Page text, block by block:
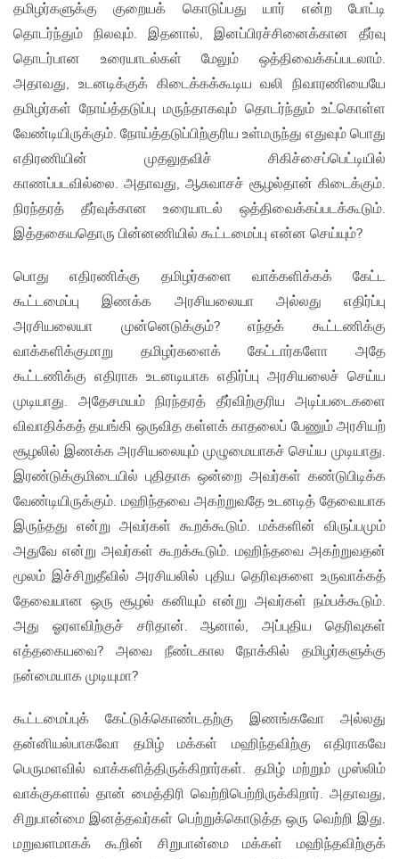
தமிழர்களுக்கு குறையக் கொடுப்பது யார் என்ற போட்டி
தொடர்ந்தும் நிலவும். இதனால், இனப்பிரச்சினைக்கான தீர்வு
தொடர்பான உரையாடல்கள் மேலும் ஒத்திவைக்கப்படலாம்.
அதாவது, உடனடிக்குக் கிடைக்கக்கூடிய வலி நிவாரணியையே
தமிழர்கள் நோய்த்தடுப்பு மருந்தாகவும் தொடர்ந்தும் உட்கொள்ள
வேண்டியிருக்கும். நோய்த்தடுப்பிற்குரிய உள்மருந்து எதுவும் பொது
எதிரணியின் முதலுதவிச் சிகிச்சைப்பெட்டியில்
காணப்படவில்லை. அதாவது, ஆசுவாசச் சூழல்தான் கிடைக்கும்.
நிரந்தரத் தீர்வுக்கான உரையாடல் ஒத்திவைக்கப்படக்கூடும்.
இத்தகையதொரு பின்னணியில் கூட்டமைப்பு என்ன செய்யும்?
பொது எதிரணிக்கு தமிழர்களை வாக்களிக்கக் கேட்ட
கூட்டமைப்பு இணக்க அரசியலையா அல்லது எதிர்ப்பு
அரசியலையா முன்னெடுக்கும்? எந்தக் கூட்டணிக்கு
வாக்களிக்குமாறு தமிழர்களைக் கேட்டார்களோ அதே
கூட்டணிக்கு எதிராக உடனடியாக எதிர்ப்பு அரசியலைச் செய்ய
முடியாது. அதேசமயம் நிரந்தரத் தீர்விற்குரிய அடிப்படைகளை
விவாதிக்கத் தயங்கி ஒருவித கள்ளக் காதலைப் பேணும் அரசியற்
சூழலில் இணக்க அரசியலையும் முழுமையாகச் செய்ய முடியாது.
இரண்டுக்குமிடையில் புதிதாக ஒன்றை அவர்கள் கண்டுபிடிக்க
வேண்டியிருக்கும். மஹிந்தவை அகற்றுவதே உடனடித் தேவையாக
இருந்தது என்று அவர்கள் கூறக்கூடும். மக்களின் விருப்பமும்
அதுவே என்று அவர்கள் கூறக்கூடும். மஹிந்தவை அகற்றுவதன்
மூலம் இச்சிறுதீவில் அரசியலில் புதிய தெரிவுகளை உருவாக்கத்
தேவையான ஒரு சூழல் கனியும் என்று அவர்கள் நம்பக்கூடும்.
அது ஓரளவிற்குச் சரிதான். ஆனால், அப்புதிய தெரிவுகள்
எத்தகையவை? அவை நீண்டகால நோக்கில் தமிழர்களுக்கு
நன்மையாக முடியுமா?
கூட்டமைப்புக் கேட்டுக்கொண்டதற்கு இணங்கவோ அல்லது
தன்னியல்பாகவோ தமிழ் மக்கள் மஹிந்தவிற்கு எதிராகவே
பெருமளவில் வாக்களித்திருக்கிறார்கள். தமிழ் மற்றும் முஸ்லிம்
வாக்குகளால் தான் மைத்திரி வெற்றிபெற்றிருக்கிறார். அதாவது,
சிறுபான்மை இனத்தவர்கள் பெற்றுக்கொடுத்த ஒரு வெற்றி இது.
மறுவளமாகக் கூறின் சிறுபான்மை மக்கள் மஹிந்தவிற்குக்